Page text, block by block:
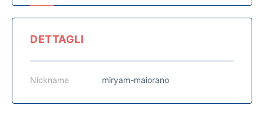
DETTAGLI
Nickname miryam-maiorano